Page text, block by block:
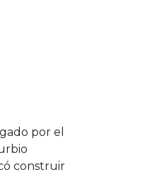
por el
construir